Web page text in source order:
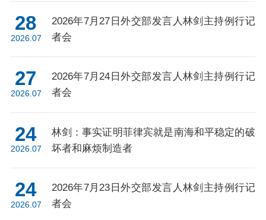
28
2026.07
2026年7月27日外交部发言人林剑主持例行记
者会
27
2026.07
2026年7月24日外交部发言人林剑主持例行记
者会
24
2026.07
林剑：事实证明菲律宾就是南海和平稳定的破
坏者和麻烦制造者
24
2026.07
2026年7月23日外交部发言人林剑主持例行记
者会